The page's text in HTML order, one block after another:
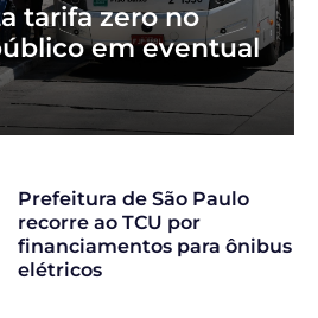
tarifa zero no
em eventual
Prefeitura de São Paulo
recorre ao TCU por
financiamentos para ônibus
elétricos